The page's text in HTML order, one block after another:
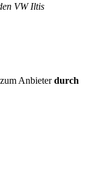
VW Iltis
Anbieterdurch